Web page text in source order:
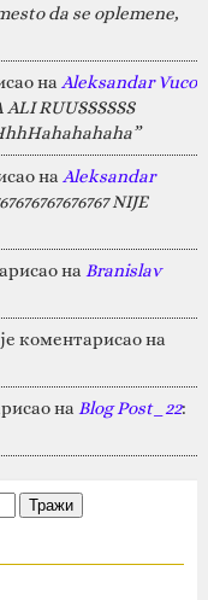
da se oplemene,
на Aleksandar Vuco
ALI RUUSSSSSS
на Aleksandar
NIJE
на Branislav
коментарисао на
на Blog Post_22: